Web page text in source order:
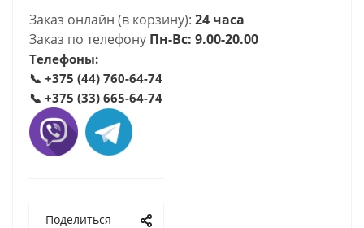
Заказ онлайн (в корзину): 24 часа
Заказ по телефону Пн-Вс: 9.00-20.00
Телефоны:
📞 +375 (44) 760-64-74
📞 +375 (33) 665-64-74
Поделиться